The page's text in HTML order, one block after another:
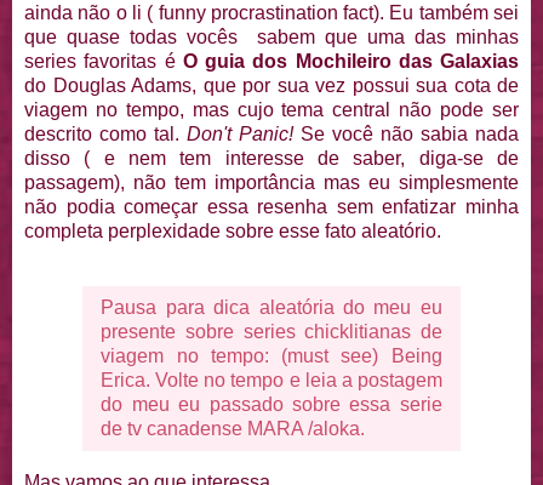
ainda não o li ( funny procrastination fact). Eu também sei
que quase todas vocês sabem que uma das minhas
series favoritas é O guia dos Mochileiro das Galaxias
do Douglas Adams, que por sua vez possui sua cota de
viagem no tempo, mas cujo tema central não pode ser
descrito como tal. Don't Panic!Se você não sabia nada
disso ( e nem tem interesse de saber, diga-se de
passagem), não tem importância mas eu simplesmente
não podia começar essa resenha sem enfatizar minha
completa perplexidade sobre esse fato aleatório.
Pausa para dica aleatória do meu eu
presente sobre series chicklitianas de
viagem no tempo: (must see) Being
Erica. Volte no tempo e leia a postagem
do meu eu passado sobre essa serie
de tv canadense MARA /aloka.